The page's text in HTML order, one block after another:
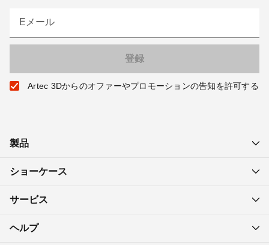
Eメール
Artec 3Dからのオファーやプロモーションの告知を許可する
製品
ショーケース
サービス
ヘルプ